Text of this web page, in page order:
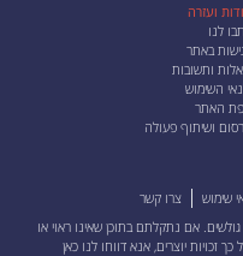
ועזרה
לנו
באתר
ותשובות
השימוש
האתר
ושיתוף פעולה
שימוש
צרו קשר
אם נתקלתם בתוכן שאינו ראוי או
זכויות יוצרים, אנאדווחו לנו כאן